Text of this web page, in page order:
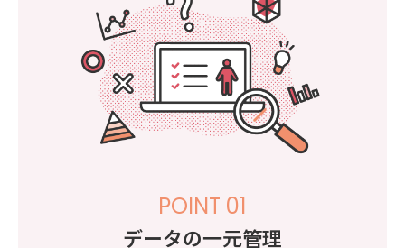
POINT 01
データの一元管理